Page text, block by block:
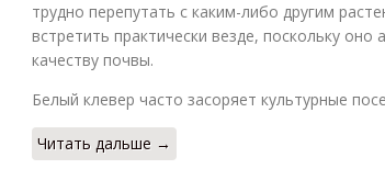
трудно перепутать с каким-либо другим
встретить практически везде, поскольку
качеству почвы.
Белый клевер часто засоряет культурные
Читать дальше →